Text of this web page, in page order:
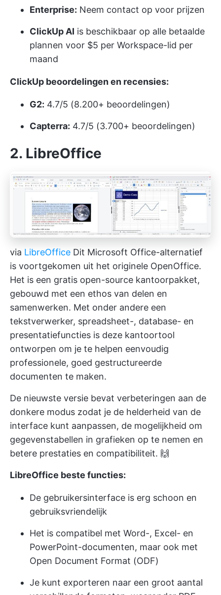
Enterprise: Neem contact op voor prijzen
ClickUp AI is beschikbaar op alle betaalde
plannen voor $5 per Workspace-lid per
maand
ClickUp beoordelingen en recensies:
G2: 4.7/5 (8.200+ beoordelingen)
Capterra: 4.7/5 (3.700+ beoordelingen)
2. LibreOffice
via LibreOffice Dit Microsoft Office-alternatief
is voortgekomen uit het originele OpenOffice.
Het is een gratis open-source kantoorpakket,
gebouwd met een ethos van delen en
samenwerken. Met onder andere een
tekstverwerker, spreadsheet-, database- en
presentatiefuncties is deze kantoortool
ontworpen om je te helpen eenvoudig
professionele, goed gestructureerde
documenten te maken.
De nieuwste versie bevat verbeteringen aan de
donkere modus zodat je de helderheid van de
interface kunt aanpassen, de mogelijkheid om
gegevenstabellen in grafieken op te nemen en
betere prestaties en compatibiliteit. 🙌
LibreOffice beste functies:
De gebruikersinterface is erg schoon en
gebruiksvriendelijk
Het is compatibel met Word-, Excel- en
PowerPoint-documenten, maar ook met
Open Document Format (ODF)
Je kunt exporteren naar een groot aantal